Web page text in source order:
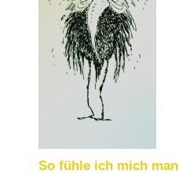
So fühle ich mich